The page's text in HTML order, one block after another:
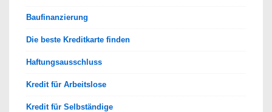
Baufinanzierung
Die beste Kreditkarte finden
Haftungsausschluss
Kredit für Arbeitslose
Kredit für Selbständige